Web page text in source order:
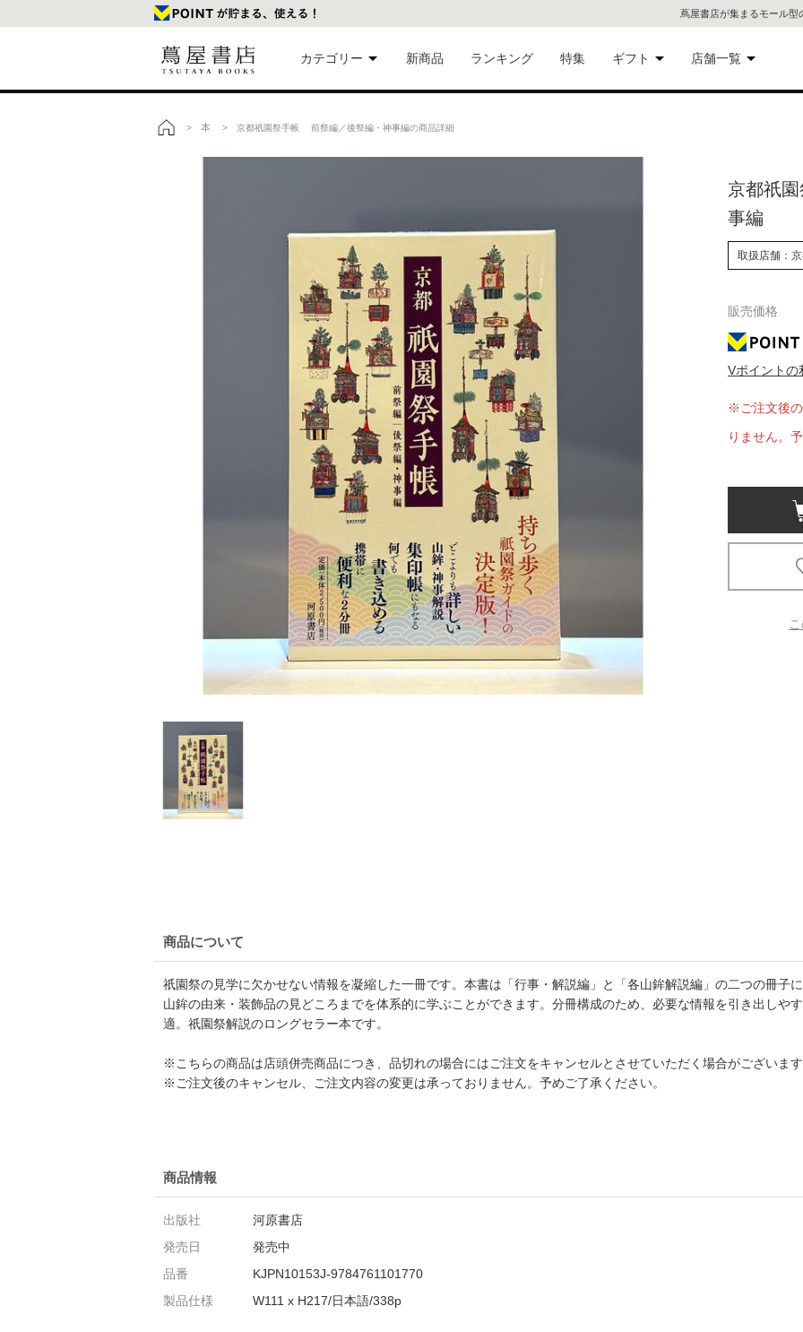
蔦屋書店が集まるモール型
カテゴリー
美術品
映像・音
楽
文具
雑貨
家電
eギフト
新商品 ランキング 特集 ギフト 店舗一覧
代官
書店
京都
蔦屋
> 本 > 京都祇園祭手帳 前祭編／後祭編・神事編の商品詳細
京都祇
事編
取扱店舗：
販売価格
Vポイントの
※ご注文後
りません。
商品について
祇園祭の見学に欠かせない情報を凝縮した一冊です。本書は「行事・解説編」と「各山鉾解説編」の二つの冊子
山鉾の由来・装飾品の見どころまでを体系的に学ぶことができます。分冊構成のため、必要な情報を引き出しや
適。祇園祭解説のロングセラー本です。
※こちらの商品は店頭併売商品につき、品切れの場合にはご注文をキャンセルとさせていただく場合がございま
※ご注文後のキャンセル、ご注文内容の変更は承っておりません。予めご了承ください。
商品情報
出版社
河原書店
発売日
発売中
品番
KJPN10153J-9784761101770
製品仕様
W111 x H217/日本語/338p